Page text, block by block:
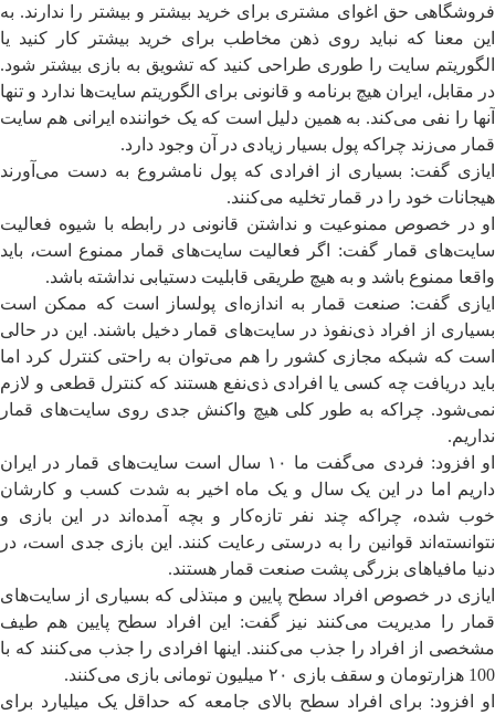
فروشگاهی حق اغوای مشتری برای خرید بیشتر و بیشتر را ندارند. به
این معنا که نباید روی ذهن مخاطب برای خرید بیشتر کار کنید یا
الگوریتم سایت را طوری طراحی کنید که تشویق به بازی بیشتر شود.
در مقابل، ایران هیچ برنامه و قانونی برای الگوریتم سایت‌ها ندارد و تنها
آنها را نفی می‌کند. به همین دلیل است که یک خواننده ایرانی هم سایت
قمار می‌زند چراکه پول بسیار زیادی در آن وجود دارد.
ایازی گفت: بسیاری از افرادی که پول نامشروع به دست می‌آورند
هیجانات خود را در قمار تخلیه می‌کنند.
او در خصوص ممنوعیت و نداشتن قانونی در رابطه با شیوه فعالیت
سایت‌های قمار گفت: اگر فعالیت سایت‌های قمار ممنوع است، باید
واقعا ممنوع باشد و به هیچ طریقی قابلیت دستیابی نداشته باشد.
ایازی گفت: صنعت قمار به اندازه‌ای پولساز است که ممکن است
بسیاری از افراد ذی‌نفوذ در سایت‌های قمار دخیل باشند. این در حالی
است که شبکه مجازی کشور را هم می‌توان به راحتی کنترل کرد اما
باید دریافت چه کسی یا افرادی ذی‌نفع هستند که کنترل قطعی و لازم
نمی‌شود. چراکه به طور کلی هیچ واکنش جدی روی سایت‌های قمار
نداریم.
او افزود: فردی می‌گفت ما ۱۰ سال است سایت‌های قمار در ایران
داریم اما در این یک سال و یک ماه اخیر به شدت کسب و کارشان
خوب شده، چراکه چند نفر تازه‌کار و بچه آمده‌اند در این بازی و
نتوانسته‌اند قوانین را به درستی رعایت کنند. این بازی جدی است، در
دنیا مافیاهای بزرگی پشت صنعت قمار هستند.
ایازی در خصوص افراد سطح پایین و مبتذلی که بسیاری از سایت‌های
قمار را مدیریت می‌کنند نیز گفت: این افراد سطح پایین هم طیف
مشخصی از افراد را جذب می‌کنند. اینها ‌افرادی را جذب می‌کنند که با
100 هزارتومان و سقف بازی ۲۰ میلیون تومانی بازی می‌کنند.
او افزود: برای افراد سطح بالای جامعه که حداقل یک میلیارد برای